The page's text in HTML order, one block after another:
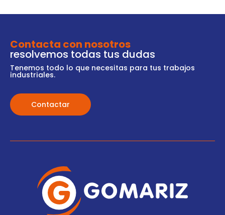
Contacta con nosotros
resolvemos todas tus dudas
Tenemos todo lo que necesitas para tus trabajos
industriales.
Contactar